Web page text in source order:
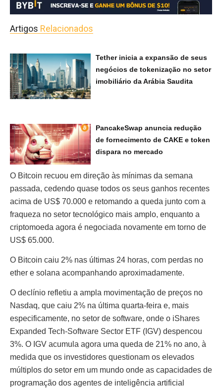
Artigos Relacionados
Tether inicia a expansão de seus
negócios de tokenização no setor
imobiliário da Arábia Saudita
PancakeSwap anuncia redução
de fornecimento de CAKE e token
dispara no mercado
O Bitcoin recuou em direção às mínimas da semana
passada, cedendo quase todos os seus ganhos recentes
acima de US$ 70.000 e retomando a queda junto com a
fraqueza no setor tecnológico mais amplo, enquanto a
criptomoeda agora é negociada novamente em torno de
US$ 65.000.
O Bitcoin caiu 2% nas últimas 24 horas, com perdas no
ether e solana acompanhando aproximadamente.
O declínio refletiu a ampla movimentação de preços no
Nasdaq, que caiu 2% na última quarta-feira e, mais
especificamente, no setor de software, onde o iShares
Expanded Tech-Software Sector ETF (IGV) despencou
3%. O IGV acumula agora uma queda de 21% no ano, à
medida que os investidores questionam os elevados
múltiplos do setor em um mundo onde as capacidades de
programação dos agentes de inteligência artificial